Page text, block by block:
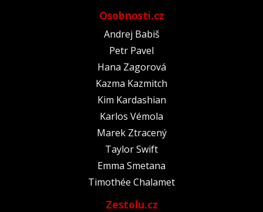
Osobnosti.cz
Andrej Babiš
Petr Pavel
Hana Zagorová
Kazma Kazmitch
Kim Kardashian
Karlos Vémola
Marek Ztracený
Taylor Swift
Emma Smetana
Timothée Chalamet
Zestolu.cz